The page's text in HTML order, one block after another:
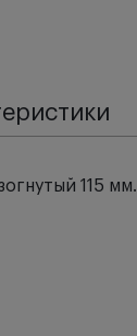
115 мм.